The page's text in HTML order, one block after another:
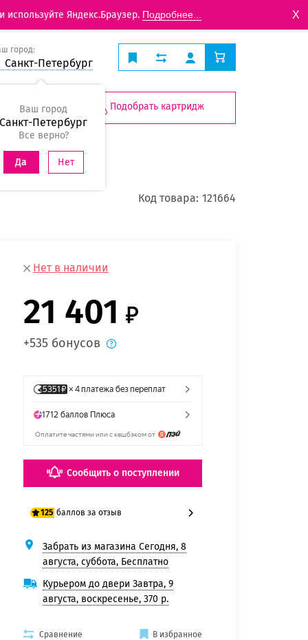
Яндекс.Браузер. Подробнее... X
город:
Санкт-Петербург
Ваш город
Санкт-Петербург
Все верно?
Да Нет
Подобрать картридж
Код товара: 121664
Нет в наличии
21 401
+535 бонусов
Сообщить о поступлении
125 баллов за отзыв
100 баллов
125 баллов
Забрать из магазина Сегодня, 8
августа, суббота, Бесплатно
Курьером до двери Завтра, 9
августа, воскресенье, 370 р.
Сравнение В избранное